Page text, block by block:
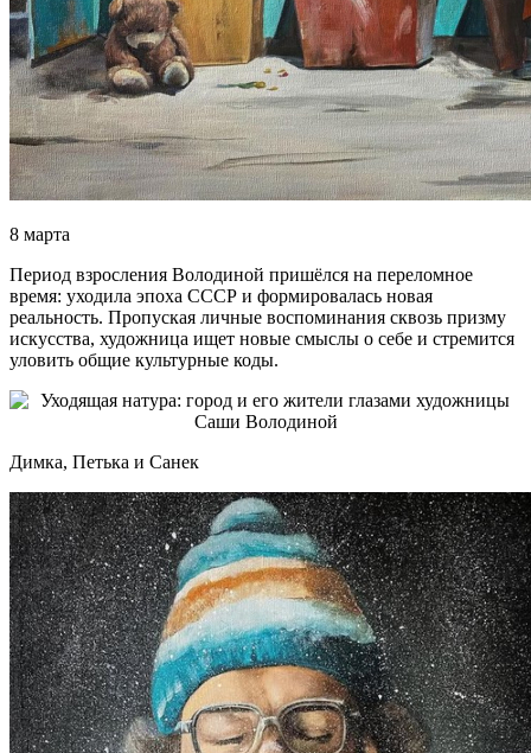
8 марта
Период взросления Володиной пришёлся на переломное
время: уходила эпоха СССР и формировалась новая
реальность. Пропуская личные воспоминания сквозь призму
искусства, художница ищет новые смыслы о себе и стремится
уловить общие культурные коды.
Димка, Петька и Санек